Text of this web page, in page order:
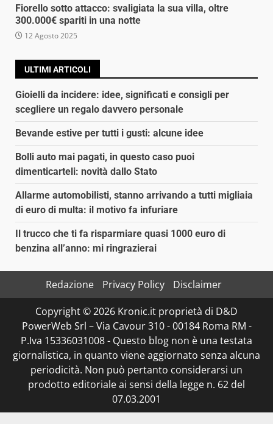
Fiorello sotto attacco: svaligiata la sua villa, oltre
300.000€ spariti in una notte
12 Agosto 2025
ULTIMI ARTICOLI
Gioielli da incidere: idee, significati e consigli per
scegliere un regalo davvero personale
Bevande estive per tutti i gusti: alcune idee
Bolli auto mai pagati, in questo caso puoi
dimenticarteli: novità dallo Stato
Allarme automobilisti, stanno arrivando a tutti migliaia
di euro di multa: il motivo fa infuriare
Il trucco che ti fa risparmiare quasi 1000 euro di
benzina all’anno: mi ringrazierai
Redazione Privacy Policy
Disclaimer
Copyright © 2026 Kronic.it proprietà di D&D
PowerWeb Srl – Via Cavour 310 - 00184 Roma RM -
P.Iva 15336031008 - Questo blog non è una testata
giornalistica, in quanto viene aggiornato senza alcuna
periodicità. Non può pertanto considerarsi un
prodotto editoriale ai sensi della legge n. 62 del
07.03.2001